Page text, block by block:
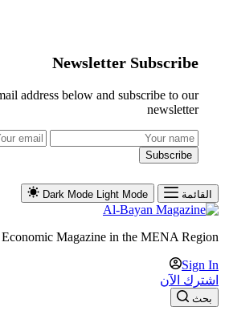
Newsletter Subscribe
address below and subscribe to our
newsletter
Subscribe
القائمة Dark Mode Light Mode
Magazine in the MENA Region
Sign In
اشترك الآن
بحث